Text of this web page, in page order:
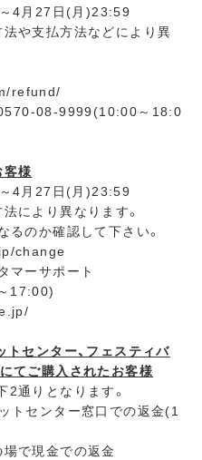
4月27日(月)23:59
や支払方法などにより異
refund/
0570-08-9999(10:00～18:0
様
4月27日(月)23:59
により異なります。
のか確認して下さい。
change
マーサポート
17:00)
センター、フェスティバ
てご購入されたお客様
通りとなります。
トセンター窓口での返金(1
で現金での返金